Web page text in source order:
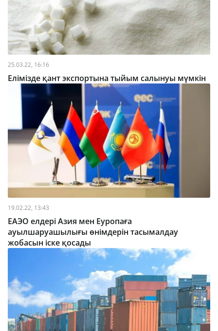
25.03.22, 16:16
Елімізде қант экспортына тыйым салынуы мүмкін
19.02.22, 13:43
ЕАЭО елдері Азия мен Еуропаға
ауылшаруашылығы өнімдерін тасымалдау
жобасын іске қосады